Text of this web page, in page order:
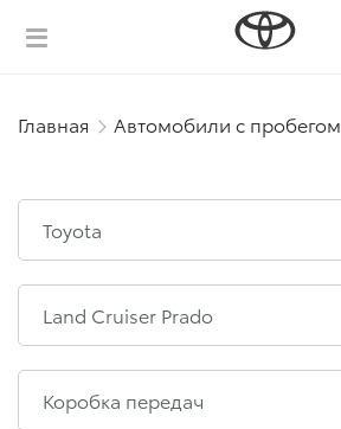
Главная Автомобили с пробегом
Toyota
Land Cruiser Prado
Коробка передач